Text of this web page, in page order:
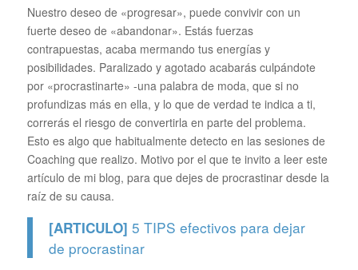
Nuestro deseo de «progresar», puede convivir con un
fuerte deseo de «abandonar». Estás fuerzas
contrapuestas, acaba mermando tus energías y
posibilidades. Paralizado y agotado acabarás culpándote
por «procrastinarte» -una palabra de moda, que si no
profundizas más en ella, y lo que de verdad te indica a ti,
correrás el riesgo de convertirla en parte del problema.
Esto es algo que habitualmente detecto en las sesiones de
Coaching que realizo. Motivo por el que te invito a leer este
artículo de mi blog, para que dejes de procrastinar desde la
raíz de su causa.
[ARTICULO] 5 TIPS efectivos para dejar
de procrastinar